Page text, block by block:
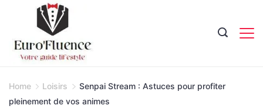
content
Home Loisirs
Senpai Stream : Astuces pour profiter
pleinement de vos animes